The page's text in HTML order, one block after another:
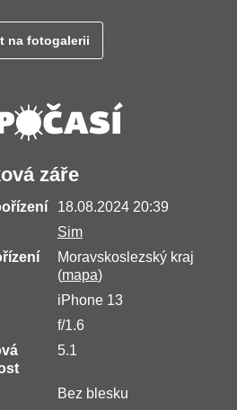
na fotogalerii
záře
18.08.2024 20:39
Sim
Moravskoslezský kraj
(mapa)
iPhone 13
f/1.6
5.1
Bez blesku